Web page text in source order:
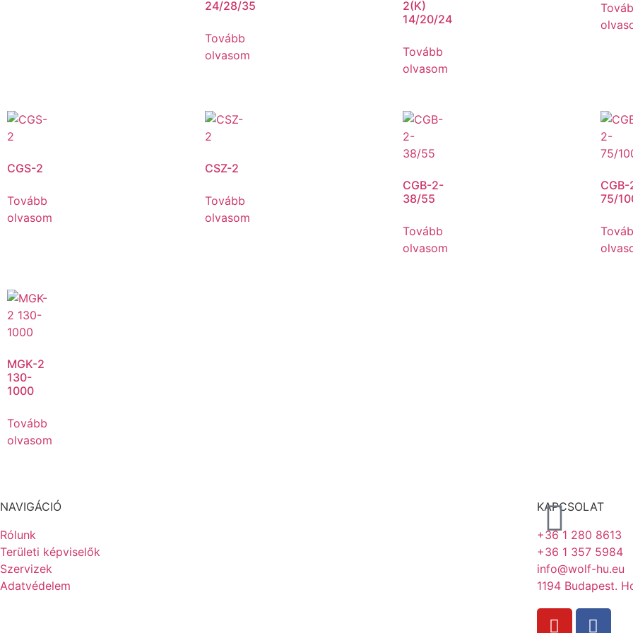
24/28/35
Tovább
olvasom
2(K)
14/20/24
Tovább
olvasom
CGS-2
Tovább
olvasom
CSZ-2
Tovább
olvasom
CGB-2-
38/55
Tovább
olvasom
75/
MGK-2
130-
1000
Tovább
olvasom
NAVIGÁCIÓ
Rólunk
Területi képviselők
Szervizek
Adatvédelem
KAPCSOLAT
+36 1 280 8613
+36 1 357 5984
info@wolf-hu.eu
1194 Budapest.